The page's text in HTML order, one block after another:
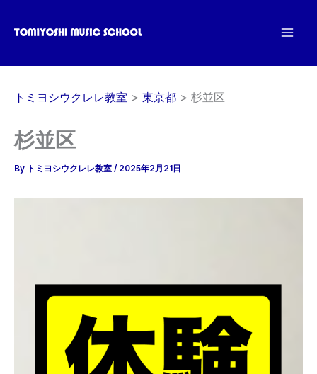
ス
トミヨシウクレレ教室 東京都 杉並区
杉並区
By トミヨシウクレレ教室 / 2025年2月21日